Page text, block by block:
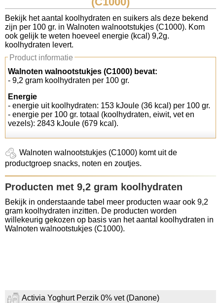
Koolhydraten tellen
Links
Bekijk het aantal koolhydraten en suikers als deze bekend
zijn per 100 gr. in Walnoten walnootstukjes (C1000). Kom
ook gelijk te weten hoeveel energie (kcal) 9,2g.
koolhydraten levert.
Product informatie
Walnoten walnootstukjes (C1000) bevat:
- 9,2 gram koolhydraten per 100 gr.
Energie
- energie uit koolhydraten: 153 kJoule (36 kcal) per 100 gr.
- energie per 100 gr. totaal (koolhydraten, eiwit, vet en
vezels): 2843 kJoule (679 kcal).
Walnoten walnootstukjes (C1000) komt uit de
productgroep snacks, noten en zoutjes.
Producten met 9,2 gram koolhydraten
Bekijk in onderstaande tabel meer producten waar ook 9,2
gram koolhydraten inzitten. De producten worden
willekeurig gekozen op basis van het aantal koolhydraten in
Walnoten walnootstukjes (C1000).
Activia Yoghurt Perzik 0% vet (Danone)